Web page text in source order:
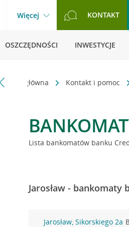
Więcej KONTAKT
OSZCZĘDNOŚCI INWESTYCJE
Strona główna Kontakt i pomoc
Lista bankomatów banku
Jarosław - bankomaty
Jarosław, Sikorskiego 2a